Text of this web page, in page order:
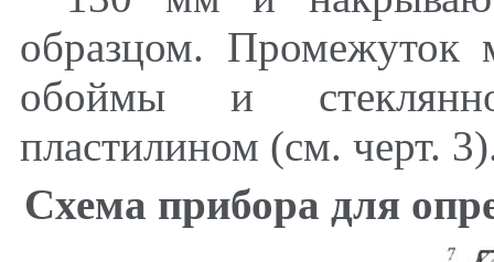
образцом. Промежуток
обоймы и
пластилином (см. черт. 3
Схема прибора для